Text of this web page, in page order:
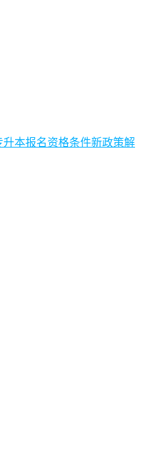
升本报名资格条件新政策解